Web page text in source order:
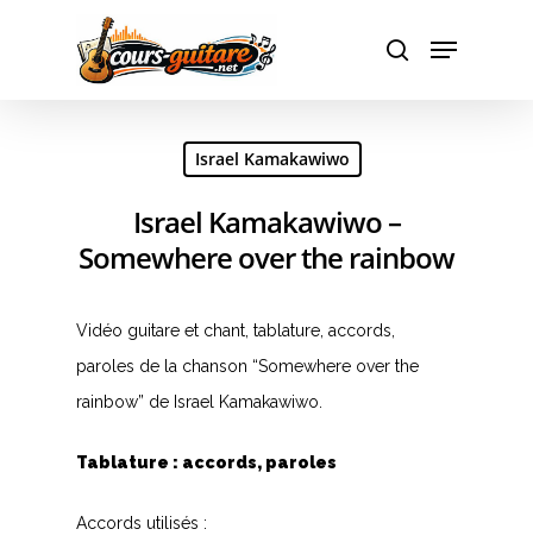
Hit enter to search or ESC to close
Israel Kamakawiwo
Israel Kamakawiwo –
Somewhere over the rainbow
Vidéo guitare et chant, tablature, accords,
paroles de la chanson “Somewhere over the
rainbow” de Israel Kamakawiwo.
Tablature : accords, paroles
Accords utilisés :